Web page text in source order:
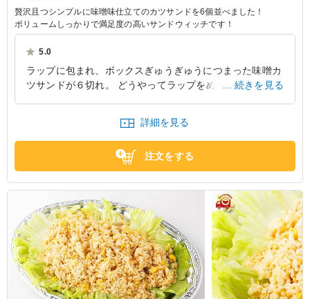
贅沢且つシンプルに味噌味仕立てのカツサンドを6個並べました！
ボリュームしっかりで満足度の高いサンドウィッチです！
5.0
ラップに包まれ、ボックスぎゅうぎゅうにつまった味噌カ
ツサンドが６切れ。 どうやってラップをめくったら良い
は、少しきついかも。
愛知県名古屋市昭和区山里町
続きを見る
詳細を見る
注文をする